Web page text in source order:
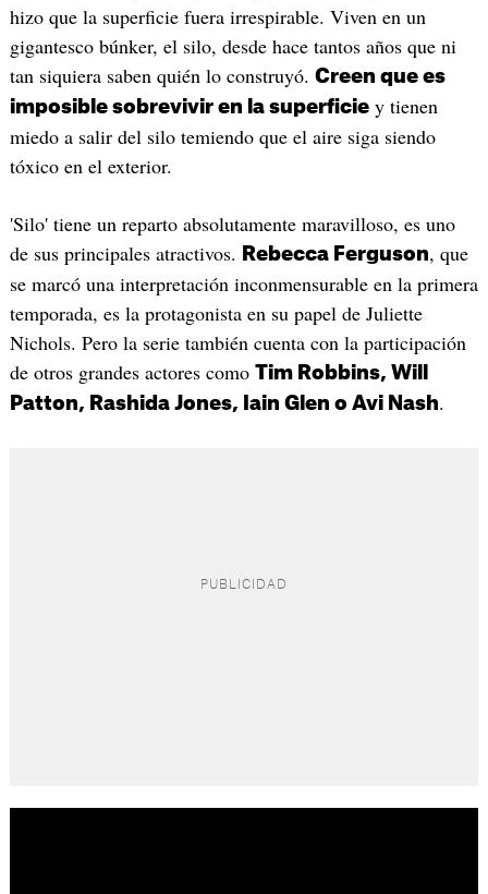
hizo que la superficie fuera irrespirable. Viven en un
gigantesco búnker, el silo, desde hace tantos años que ni
tan siquiera saben quién lo construyó. Creen que es
imposible sobrevivir en la superficiey tienen
miedo a salir del silo temiendo que el aire siga siendo
tóxico en el exterior.
'Silo' tiene un reparto absolutamente maravilloso, es uno
de sus principales atractivos.
Rebecca Ferguson, que
se marcó una interpretación inconmensurable en la primera
temporada, es la protagonista en su papel de Juliette
Nichols. Pero la serie también cuenta con la participación
de otros grandes actores como Tim Robbins, Will
Patton, Rashida Jones, Iain Glen o Avi Nash.